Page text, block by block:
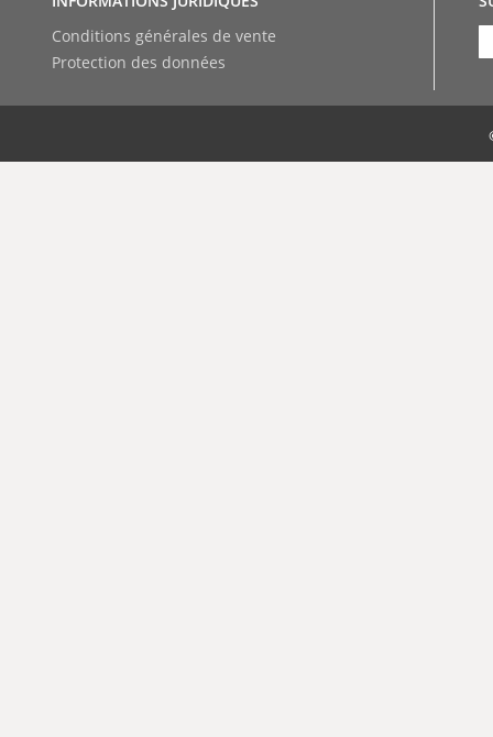
Protection des données
Conditions générales de vente